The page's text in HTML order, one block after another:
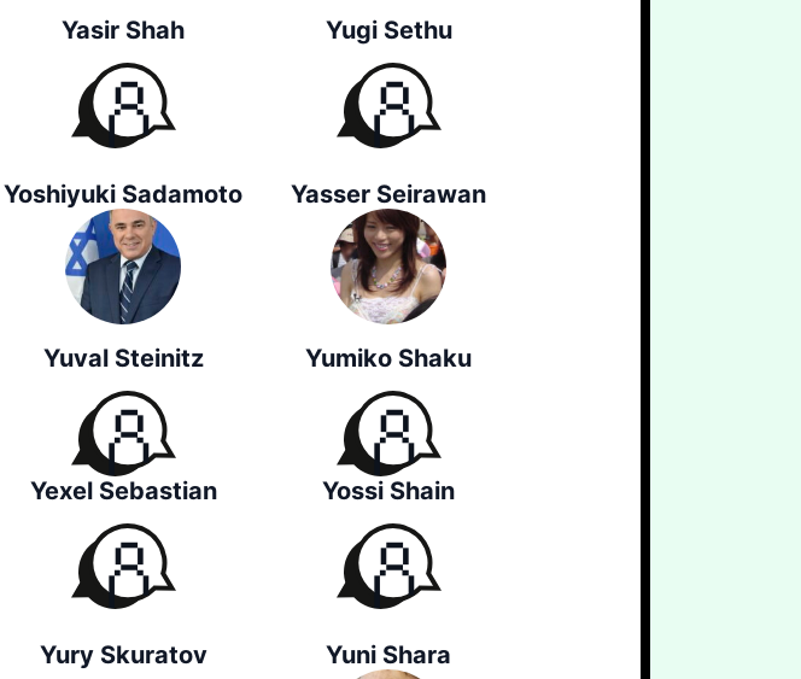
Yasir Shah Yugi Sethu
Yoshiyuki Sadamoto Yasser Seirawan
Yuval Steinitz Yumiko Shaku
Yexel Sebastian Yossi Shain
Yury Skuratov Yuni Shara